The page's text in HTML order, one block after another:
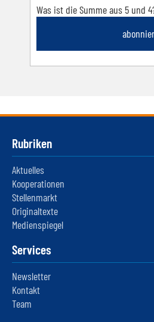
Was ist die Summe aus 5 und
Rubriken
Aktuelles
Kooperationen
Stellenmarkt
Originaltexte
Medienspiegel
Services
Newsletter
Kontakt
Team